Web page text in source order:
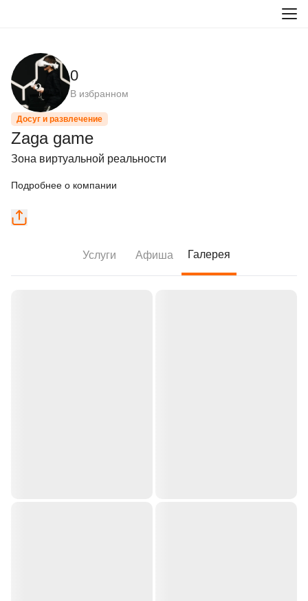
0
В избранном
Досуг и развлечение
Zaga game
Зона виртуальной реальности
Подробнее о компании
Услуги Афиша Галерея